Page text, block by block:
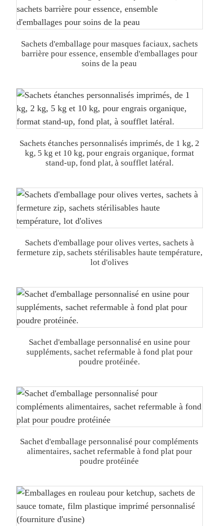
Sachets d'emballage pour masques faciaux, sachets
barrière pour essence, ensemble d'emballages pour
soins de la peau
Sachets étanches personnalisés imprimés, de 1 kg, 2
kg, 5 kg et 10 kg, pour engrais organique, format
stand-up, fond plat, à soufflet latéral.
Sachets d'emballage pour olives vertes, sachets à
fermeture zip, sachets stérilisables haute température,
lot d'olives
Sachet d'emballage personnalisé en usine pour
suppléments, sachet refermable à fond plat pour
poudre protéinée.
Sachet d'emballage personnalisé pour compléments
alimentaires, sachet refermable à fond plat pour
poudre protéinée